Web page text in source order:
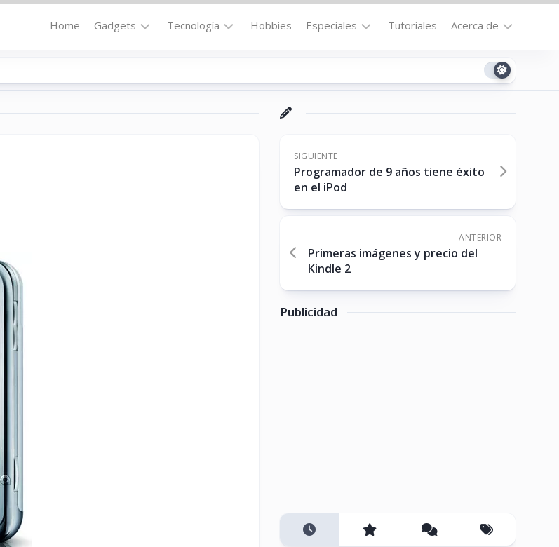
Home Gadgets Tecnología Hobbies Especiales
la
Destacados
Downloads
No-
Tutoriales Acerca de
Contacto
Cookie
(US)
SIGUIENTE
Programador de 9 años tiene éxito
en el iPod
ANTERIOR
Primeras imágenes y precio del
Kindle 2
Publicidad